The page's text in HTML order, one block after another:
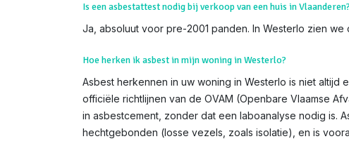
Is een asbestattest nodig bij verkoop van een huis in
Ja, absoluut voor pre-2001 panden. In Westerlo zien
Hoe herken ik asbest in mijn woning in Westerlo?
Asbest herkennen in uw woning in Westerlo is niet
officiële richtlijnen van de OVAM (Openbare Vlaamse
in asbestcement, zonder dat een laboanalyse nodig is.
hechtgebonden (losse vezels, zoals isolatie), en is